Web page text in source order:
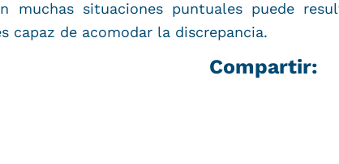
muchas situaciones puntuales puede
capaz de acomodar la discrepancia.
Compartir: